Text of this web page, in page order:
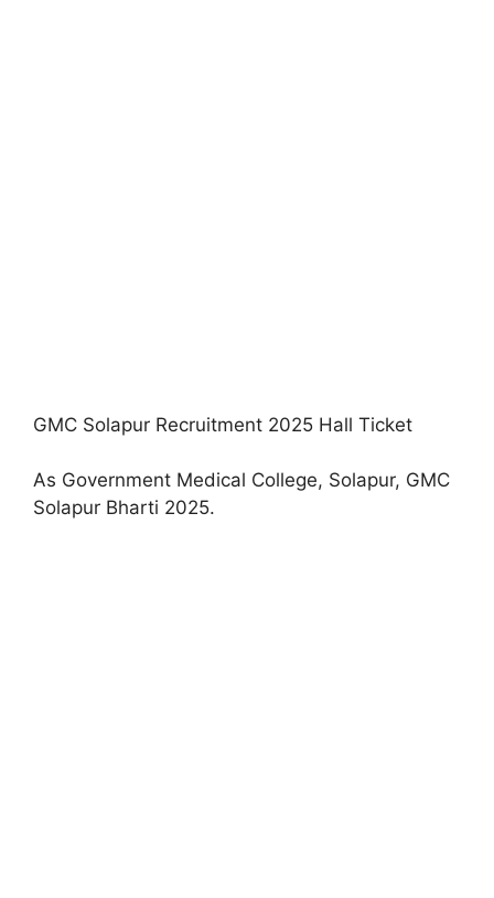
GMC Solapur Recruitment 2025 Hall Ticket
As Government Medical College, Solapur, GMC
Solapur Bharti 2025.